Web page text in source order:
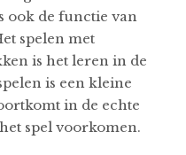
ook de functie van
spelen met
is het leren in de
is een kleine
in de echte
spel voorkomen.